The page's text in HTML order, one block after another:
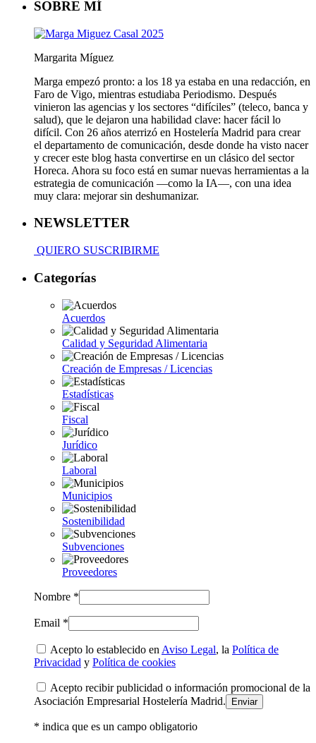
SOBRE MÍ
Margarita Míguez
Marga empezó pronto: a los 18 ya estaba en una redacción, en
Faro de Vigo, mientras estudiaba Periodismo. Después
vinieron las agencias y los sectores “difíciles” (teleco, banca y
salud), que le dejaron una habilidad clave: hacer fácil lo
difícil. Con 26 años aterrizó en Hostelería Madrid para crear
el departamento de comunicación, desde donde ha visto nacer
y crecer este blog hasta convertirse en un clásico del sector
Horeca. Ahora su foco está en sumar nuevas herramientas a la
estrategia de comunicación —como la IA—, con una idea
muy clara: mejorar sin deshumanizar.
NEWSLETTER
QUIERO SUSCRIBIRME
Categorías
Acuerdos
Calidad y Seguridad Alimentaria
Creación de Empresas / Licencias
Estadísticas
Fiscal
Jurídico
Laboral
Municipios
Sostenibilidad
Subvenciones
Proveedores
Nombre *
Email *
Acepto lo establecido en Aviso Legal, la Política de
Privacidad y Política de cookies
Acepto recibir publicidad o información promocional de la
Asociación Empresarial Hostelería Madrid.
* indica que es un campo obligatorio